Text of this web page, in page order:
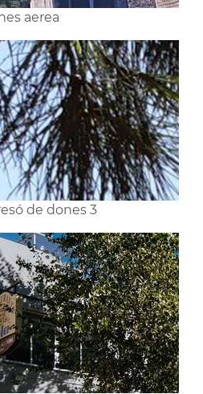
aerea
de dones 3